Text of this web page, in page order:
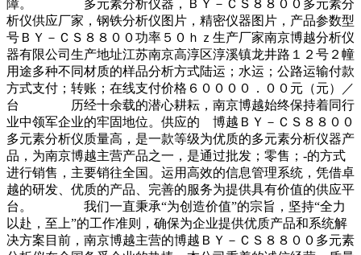
障。 多元素分析仪器，ＢＹ－ＣＳ８８００多元素分
析仪供应厂家，钢铁分析仪图片，精密仪器图片，产品参数型
号ＢＹ－ＣＳ８８００功率５０ｈｚ生产厂家南京博越分析仪
器有限公司生产地址江苏南京高淳区淳溪镇龙井路１２号２幢
用途多种不同材质的样品分析方式陆运；水运；公路运输付款
方式支付；转账；在线支付价格６００００．００元（元）／
台 历经十余载的潜心耕耘，南京博越始终保持着同行
业中领军企业的牢固地位。供应的 博越ＢＹ－ＣＳ８８００
多元素分析仪质量高，是一款等级为优质的多元素分析仪器产
品，为南京博越主营产品之一，是通过批发；零售；-的方式
进行销售，主要销往全国。运用高效的信息管理系统，凭借卓
越的研发、优质的产品、完善的服务为提供具有价值的供应平
台。 我们一直秉承“为创造价值”的宗旨，坚持“全力
以赴，至上”的工作准则，确保为企业提供优质产品和系统解
决方案目前，南京博越主营的博越ＢＹ－ＣＳ８８００多元素